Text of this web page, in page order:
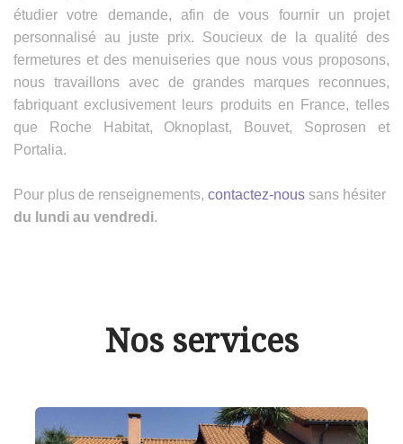
étudier votre demande, afin de vous fournir un projet
personnalisé au juste prix. Soucieux de la qualité des
fermetures et des menuiseries que nous vous proposons,
nous travaillons avec de grandes marques reconnues,
fabriquant exclusivement leurs produits en France, telles
que Roche Habitat, Oknoplast, Bouvet, Soprosen et
Portalia.
Pour plus de renseignements, contactez-nous sans hésiter
du lundi au vendredi.
Nos services